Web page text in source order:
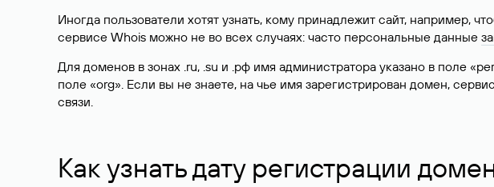
Иногда пользователи хотят узнать, кому принадлежит сайт, например,
сервисе Whois можно не во всех случаях: часто персональные данные
Для доменов в зонах .ru, .su и .рф имя администратора указано в поле
поле «org». Если вы не знаете, на чье имя зарегистрирован домен,
связи.
Как узнать дату регистрации